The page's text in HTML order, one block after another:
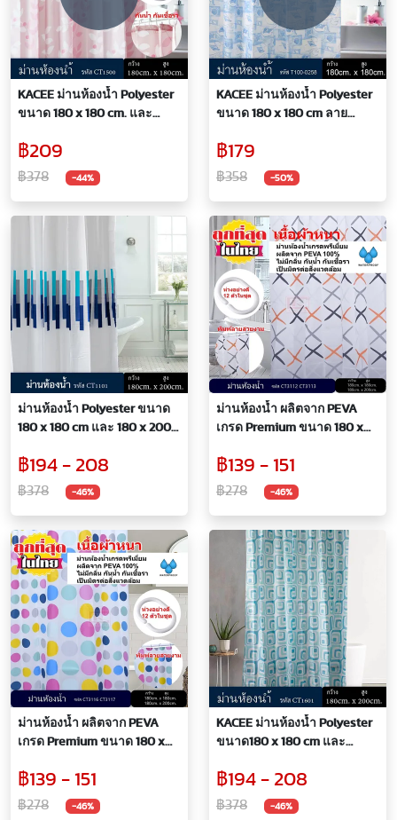
KACEE ม่านห้องน้ำ Polyester
ขนาด 180 x 180 cm. และ
Pink Flower
฿209
฿378 -44%
KACEE ม่านห้องน้ำ Polyester
ขนาด 180 x 180 cm ลาย
฿179
฿358 -50%
ม่านห้องน้ำ Polyester ขนาด
180 x 180 cm และ 180 x 200
฿194 - 208
฿378 -46%
ม่านห้องน้ำ ผลิตจาก PEVA
เกรด Premium ขนาด 180 x
฿139 - 151
฿278 -46%
ม่านห้องน้ำ ผลิตจาก PEVA
เกรด Premium ขนาด 180 x
฿139 - 151
฿278 -46%
KACEE ม่านห้องน้ำ Polyester
ขนาด180 x 180 cm และ
Magic
฿194 - 208
฿378 -46%